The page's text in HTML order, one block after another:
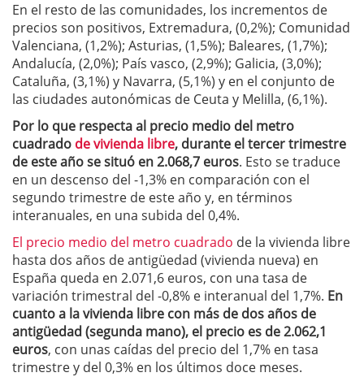
En el resto de las comunidades, los incrementos de
precios son positivos, Extremadura, (0,2%); Comunidad
Valenciana, (1,2%); Asturias, (1,5%); Baleares, (1,7%);
Andalucía, (2,0%); País vasco, (2,9%); Galicia, (3,0%);
Cataluña, (3,1%) y Navarra, (5,1%) y en el conjunto de
las ciudades autonómicas de Ceuta y Melilla, (6,1%).
Por lo que respecta al precio medio del metro
cuadrado de vivienda libre, durante el tercer trimestre
de este año se situó en 2.068,7 euros. Esto se traduce
en un descenso del -1,3% en comparación con el
segundo trimestre de este año y, en términos
interanuales, en una subida del 0,4%.
El precio medio del metro cuadrado de la vivienda libre
hasta dos años de antigüedad (vivienda nueva) en
España queda en 2.071,6 euros, con una tasa de
variación trimestral del -0,8% e interanual del 1,7%. En
cuanto a la vivienda libre con más de dos años de
antigüedad (segunda mano), el precio es de 2.062,1
euros, con unas caídas del precio del 1,7% en tasa
trimestre y del 0,3% en los últimos doce meses.